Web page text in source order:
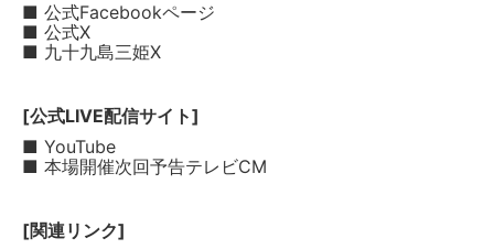
■ 公式Facebookページ
■ 公式X
■ 九十九島三姫X
[公式LIVE配信サイト]
■ YouTube
■ 本場開催次回予告テレビCM
[関連リンク]